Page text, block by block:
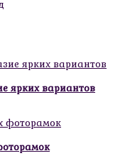
ярких вариантов